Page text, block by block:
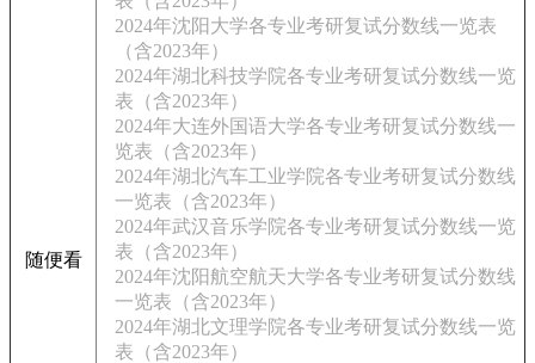
随便看
2024年沈阳大学各专业考研复试分数线一览表
（含2023年）
2024年湖北科技学院各专业考研复试分数线一览
表（含2023年）
2024年大连外国语大学各专业考研复试分数线一
览表（含2023年）
2024年湖北汽车工业学院各专业考研复试分数线
一览表（含2023年）
2024年武汉音乐学院各专业考研复试分数线一览
表（含2023年）
2024年沈阳航空航天大学各专业考研复试分数线
一览表（含2023年）
2024年湖北文理学院各专业考研复试分数线一览
表（含2023年）